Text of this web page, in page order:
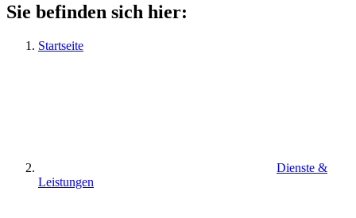
Sie befinden sich hier:
Startseite
Dienste &
Leistungen